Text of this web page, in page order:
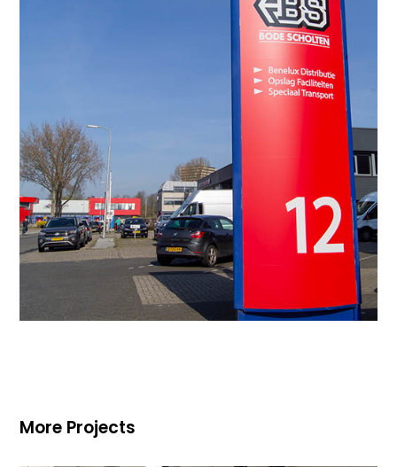
More Projects